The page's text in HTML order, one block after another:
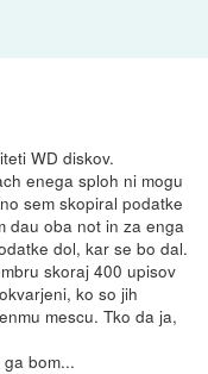
WD diskov.
enega sploh ni mogu
sem skopiral podatke
dau oba not in za enga
dol, kar se bo dal.
skoraj 400 upisov
ko so jih
mescu. Tko da ja,
bom...